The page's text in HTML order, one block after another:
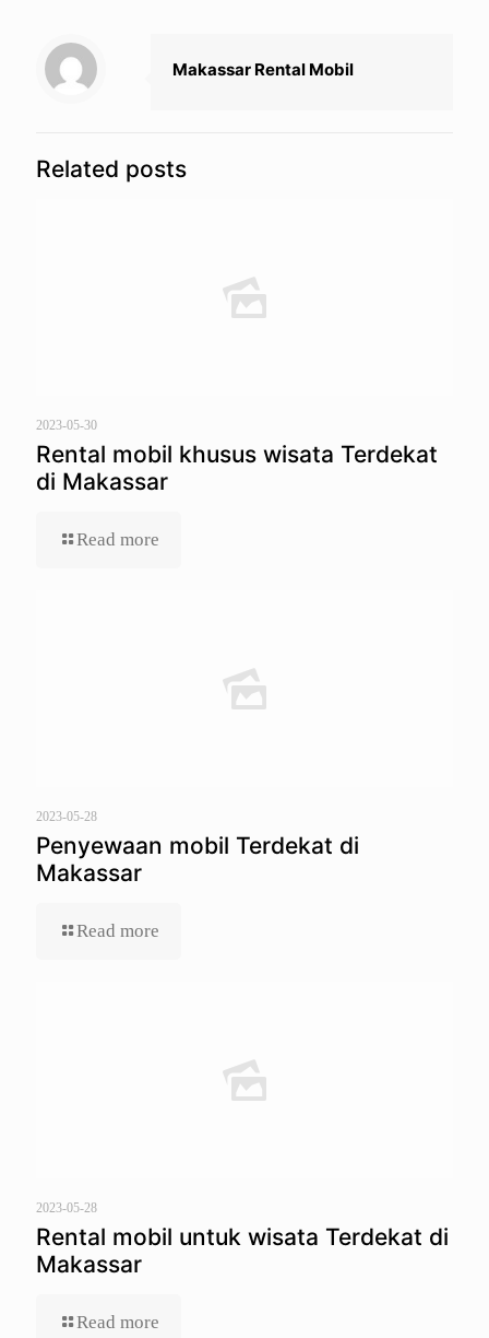
Makassar Rental Mobil
Related posts
2023-05-30
Rental mobil khusus wisata Terdekat
di Makassar
Read more
2023-05-28
Penyewaan mobil Terdekat di
Makassar
Read more
2023-05-28
Rental mobil untuk wisata Terdekat di
Makassar
Read more